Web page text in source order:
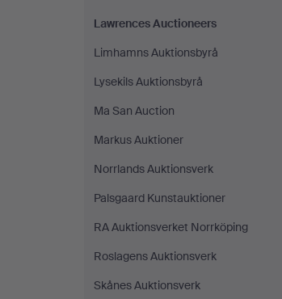
Lawrences Auctioneers
Limhamns Auktionsbyrå
Lysekils Auktionsbyrå
Ma San Auction
Markus Auktioner
Norrlands Auktionsverk
Palsgaard Kunstauktioner
RA Auktionsverket Norrköping
Roslagens Auktionsverk
Skånes Auktionsverk